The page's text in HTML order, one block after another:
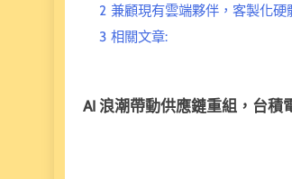
2 兼顧現有雲端夥伴，客製化硬
3 相關文章:
AI 浪潮帶動供應鏈重組，台積